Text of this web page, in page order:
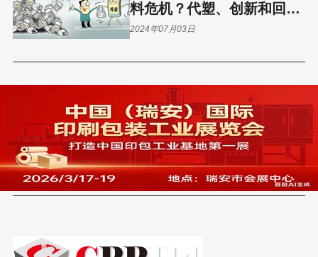
料危机？代塑、创新和回收
计划揭秘！
2024年07月03日